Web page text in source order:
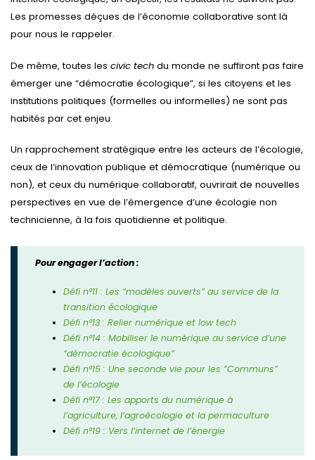
Les promesses déçues de l’économie collaborative sont là
pour nous le rappeler.
De même, toutes les civic tech du monde ne suffiront pas faire
émerger une “démocratie écologique”, si les citoyens et les
institutions politiques (formelles ou informelles) ne sont pas
habités par cet enjeu.
Un rapprochement stratégique entre les acteurs de l’écologie,
ceux de l’innovation publique et démocratique (numérique ou
non), et ceux du numérique collaboratif, ouvrirait de nouvelles
perspectives en vue de l’émergence d’une écologie non
technicienne, à la fois quotidienne et politique.
Pour engager l’action :
Défi n°11 : Les “modèles ouverts” au service de la
transition écologique
Défi n°13 : Relier numérique et low tech
Défi n°14 : Mobiliser le numérique au service d’une
“démocratie écologique”
Défi n°15 : Une seconde vie pour les “Communs”
de l’écologie
Défi n°17 : Les apports du numérique à
l’agriculture, l’agroécologie et la permaculture
Défi n°19 : Vers l’internet de l’énergie